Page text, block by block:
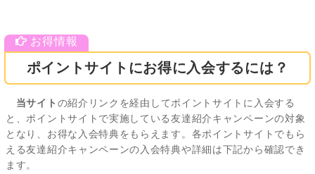
ポイントサイトにお得に入会するには？
当サイト の紹介リンクを経由してポイントサイトに入会する
と、ポイントサイトで実施している友達紹介キャンペーンの対象
となり、お得な入会特典をもらえます。各ポイントサイトでもら
える友達紹介キャンペーンの入会特典や詳細は下記から確認でき
ます。